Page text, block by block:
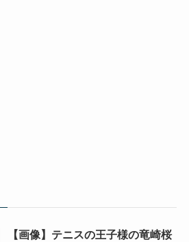
【画像】テニスの王子様の竜崎桜